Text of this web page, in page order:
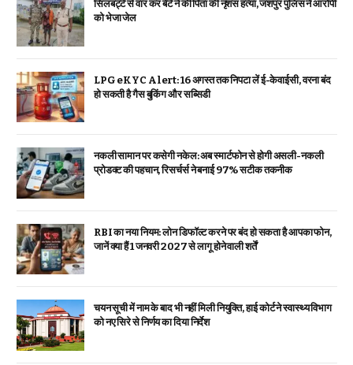
सिलबट्टे से वार कर बेटे ने की पिता की नृशंस हत्या, जशपुर पुलिस ने आरोपी
को भेजा जेल
LPG eKYC Alert: 16 अगस्त तक निपटा लें ई-केवाईसी, वरना बंद
हो सकती है गैस बुकिंग और सब्सिडी
नकली सामान पर कसेगी नकेल: अब स्मार्टफोन से होगी असली-नकली
प्रोडक्ट की पहचान, रिसर्चर्स ने बनाई 97% सटीक तकनीक
RBI का नया नियम: लोन डिफॉल्ट करने पर बंद हो सकता है आपका फोन,
जानें क्या हैं 1 जनवरी 2027 से लागू होने वाली शर्तें
चयन सूची में नाम के बाद भी नहीं मिली नियुक्ति, हाई कोर्ट ने स्वास्थ्य विभाग
को नए सिरे से निर्णय का दिया निर्देश